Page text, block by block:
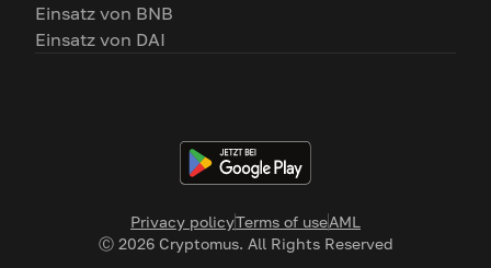
Privacy policyTerms of useAML
Ⓒ 2026Cryptomus. All Rights Reserved
Einsatz von BNB
Einsatz von DAI